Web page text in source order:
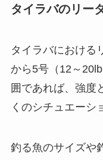
タイラバのリー
タイラバにおける
から5号（12～
囲であれば、強度
くのシチュエーシ
釣る魚のサイズや